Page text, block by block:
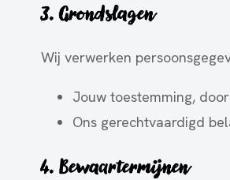
3. Grondslagen
Wij verwerken
Jouw toestemming,
Ons gerechtvaardigd
4. Bewaartermijnen